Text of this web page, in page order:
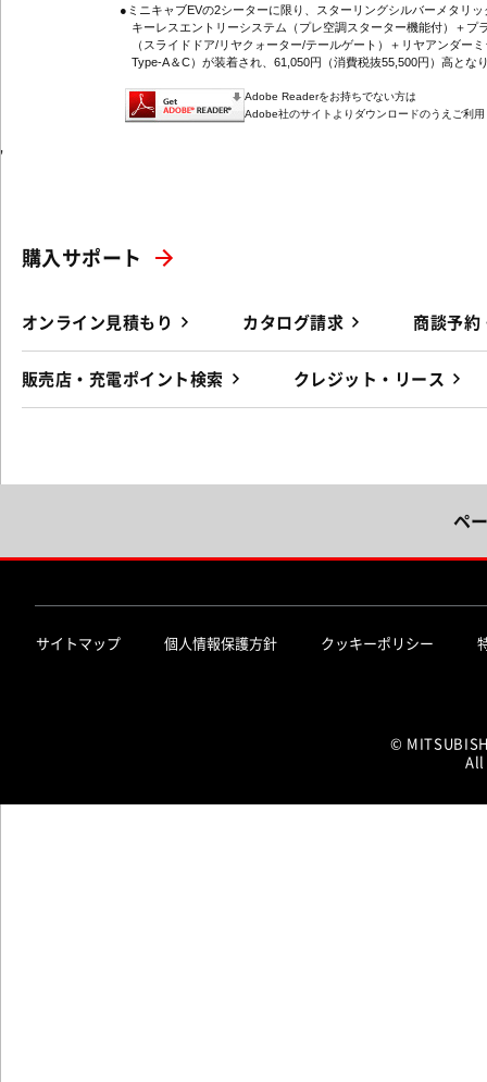
●ミニキャブEVの2シーターに限り、スターリングシルバーメタリ
キーレスエントリーシステム（プレ空調スターター機能付）＋プ
（スライドドア/リヤクォーター/テールゲート）＋リヤアンダー
Type-A＆C）が装着され、61,050円（消費税抜55,500円）高とな
Adobe Readerをお持ちでない方は
Adobe社のサイトよりダウンロードのうえご利
'
購入サポート
オンライン見積もり カタログ請求 商談予約
販売店・充電ポイント検索 クレジット・リース
ペ
サイトマップ 個人情報保護方針 クッキーポリシー
©
All